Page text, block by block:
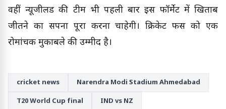
वहीं न्यूजीलैंड की टीम भी पहली बार इस फॉर्मेट में खिताब
जीतने का सपना पूरा करना चाहेगी। क्रिकेट फैंस को एक
रोमांचक मुकाबले की उम्मीद है।
cricket news Narendra Modi Stadium Ahmedabad
T20 World Cup final IND vs NZ